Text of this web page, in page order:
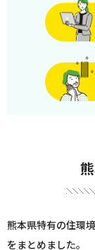
熊本県特有の住環
をまとめました。